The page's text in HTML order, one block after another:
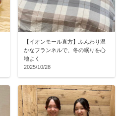
【イオンモール直方】ふんわり温
かなフランネルで、冬の眠りを心
地よく
2025/10/28